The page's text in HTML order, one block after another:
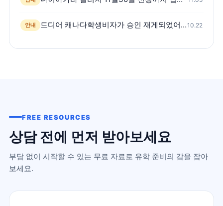
안내 드디어 캐나다학생비자가 승인 재게되었어요! -스캇쌤 팩트체크 영상첨부10.22
FREE RESOURCES
상담 전에 먼저 받아보세요
부담 없이 시작할 수 있는 무료 자료로 유학 준비의 감을 잡아
보세요.